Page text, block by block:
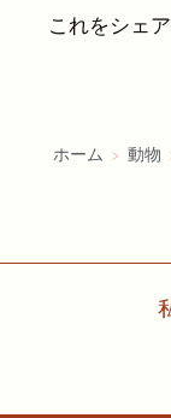
これをシェ
ホーム 動物